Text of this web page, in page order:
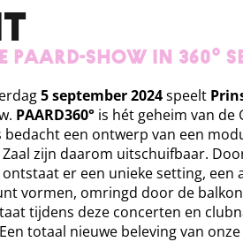
PAARD-show in 360°
5 september 2024speelt
PAARD360° is hét geheim van de
bedacht een ontwerp van een
zijn daarom uitschuifbaar.
er een unieke setting, een
vormen, omringd door de
tijdens deze concerten en
totaal nieuwe beleving van